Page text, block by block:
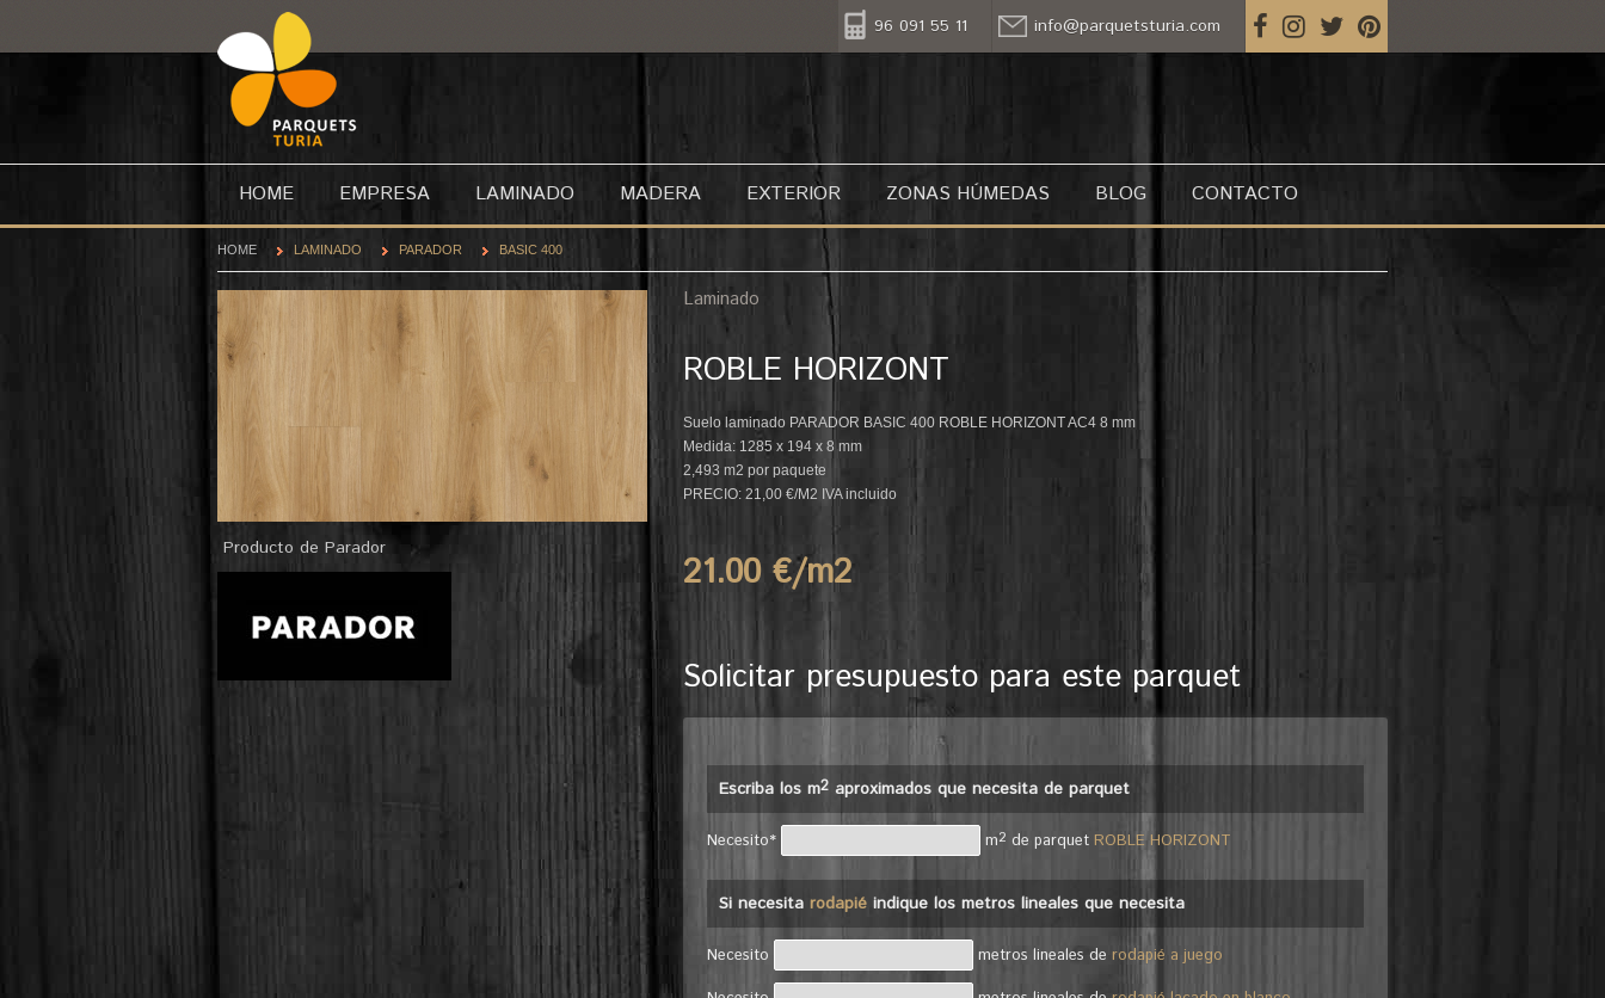
96 091 55 11 info@parquetsturia.com
HOME EMPRESA LAMINADO MADERA EXTERIOR ZONAS HÚMEDAS BLOG CONTACTO
HOME LAMINADO PARADOR BASIC 400
Producto de Parador
Laminado
ROBLE HORIZONT
Suelo laminado PARADOR BASIC 400 ROBLE HORIZONT AC4 8 mm
Medida: 1285 x 194 x 8 mm
2,493 m2 por paquete
PRECIO: 21,00 €/M2 IVA incluido
21.00 €/m2
Solicitar presupuesto para este parquet
Escriba los m2 aproximados que necesita de parquet
Necesito* m2 de parquet ROBLE HORIZONT
Si necesita rodapié indique los metros lineales que necesita
Necesito metros lineales de rodapié a juego